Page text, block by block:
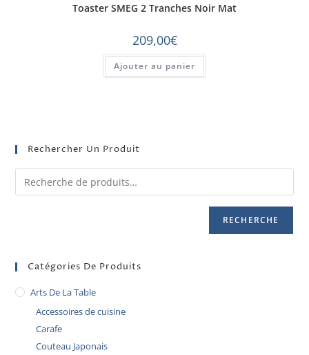
Toaster SMEG 2 Tranches Noir Mat
209,00€
Ajouter au panier
Rechercher Un Produit
RECHERCHE
Catégories De Produits
Arts De La Table
Accessoires de cuisine
Carafe
Couteau Japonais